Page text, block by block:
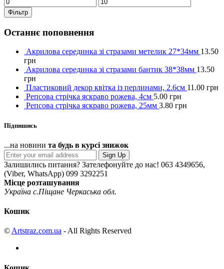
Фільтр
Останнє поповнення
Акрилова серединка зі стразами метелик 27*34мм 13.50
грн
Акрилова серединка зі стразами бантик 38*38мм 13.50
грн
Пластиковий декор квітка із перлинами, 2.6см 11.00 грн
Репсова стрічка яскраво рожева, 4см 5.00 грн
Репсова стрічка яскраво рожева, 25мм 3.80 грн
Підпишись
...на новини та будь в курсі знижок
Sign Up
Залишились питання? Зателефонуйте до нас! 063 4349656,
(Viber, WhatsApp) 099 3292251
Місце розташування
Україна с.Піщане Черкаська обл.
Кошик
© Artstraz.com.ua - All Rights Reserved